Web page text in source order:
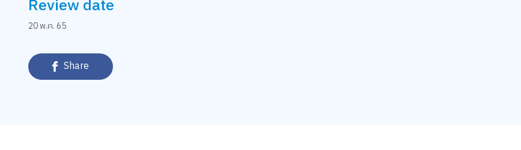
Review date
20 พ.ค. 65
Share